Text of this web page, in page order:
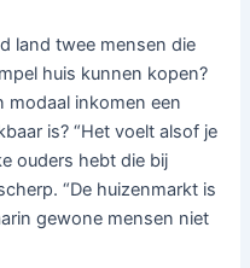
land twee mensen die
huis kunnen kopen?
modaal inkomen een
is? “Het voelt alsof je
ouders hebt die bij
“De huizenmarkt is
gewone mensen niet